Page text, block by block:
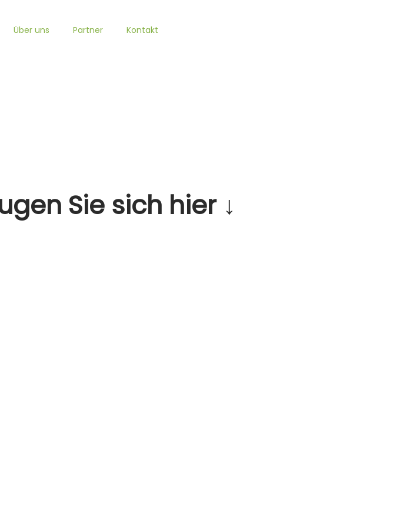
Über uns Partner Kontakt
Sie sich hier ↓